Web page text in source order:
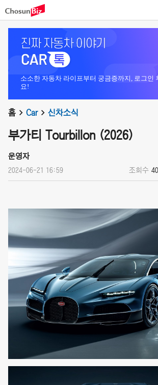
소소한 자동차 라이프부터 궁금증까지, 로그인
요!
홈 Car 신차소식
부가티 Tourbillon (2026)
운영자
2024-06-21 16:59 조회수